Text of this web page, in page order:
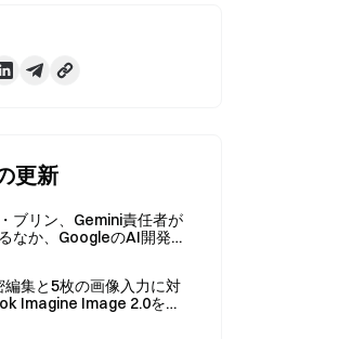
更新
ブリン、Gemini責任者が
なか、GoogleのAI開発の
帰
編集と5枚の画像入力に対
Imagine Image 2.0をリ